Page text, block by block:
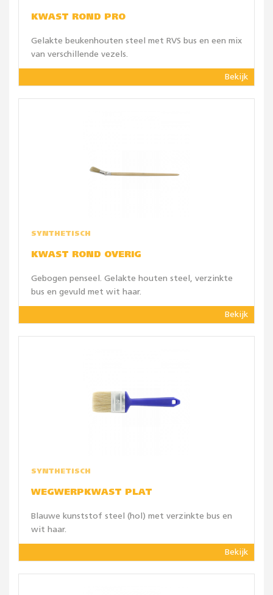
KWAST ROND PRO
Gelakte beukenhouten steel met RVS bus en een mix
van verschillende vezels.
Bekijk
SYNTHETISCH
KWAST ROND OVERIG
Gebogen penseel. Gelakte houten steel, verzinkte
bus en gevuld met wit haar.
Bekijk
SYNTHETISCH
WEGWERPKWAST PLAT
Blauwe kunststof steel (hol) met verzinkte bus en
wit haar.
Bekijk